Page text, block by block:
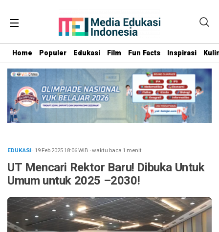
Home Populer Edukasi Film Fun Facts Inspirasi
EDUKASI· 19 Feb 202518:06WIB ·waktu baca 1 menit
UT Mencari Rektor Baru! Dibuka Untuk
Umum untuk 2025 –2030!